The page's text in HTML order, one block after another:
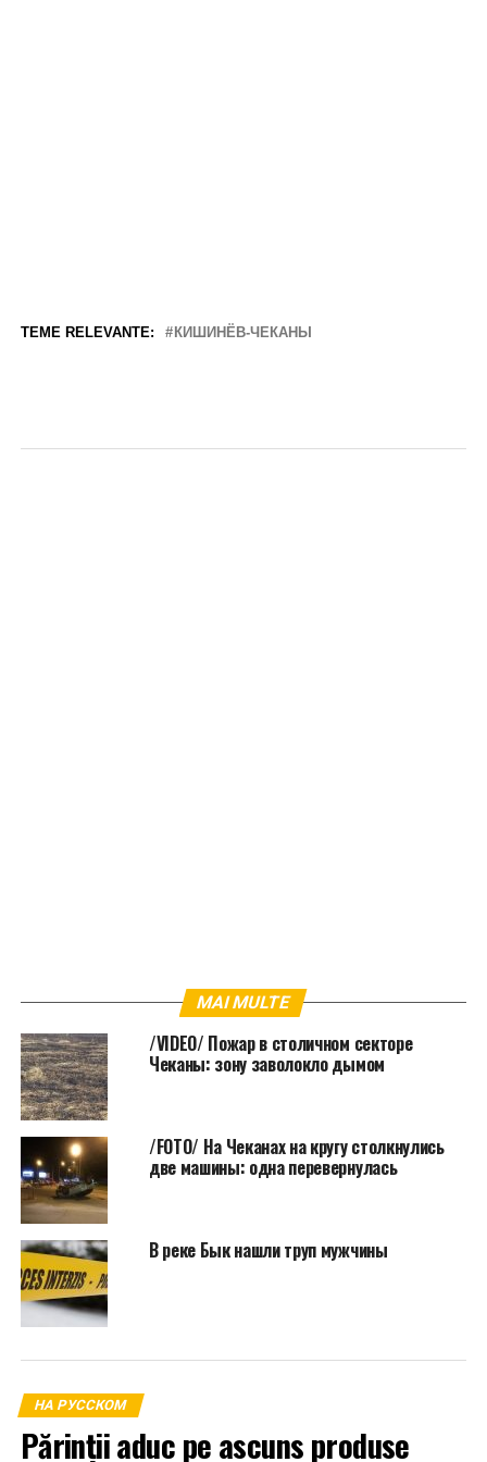
TEME RELEVANTE: КИШИНЁВ-ЧЕКАНЫ
MAI MULTE
/VIDEO/ Пожар в столичном секторе
Чеканы: зону заволокло дымом
/FOTO/ На Чеканах на кругу столкнулись
две машины: одна перевернулась
В реке Бык нашли труп мужчины
НА РУССКОМ
Părinții aduc pe ascuns produse